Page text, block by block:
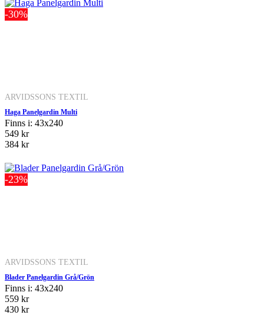
-30%
ARVIDSSONS TEXTIL
Haga Panelgardin Multi
Finns i: 43x240
549 kr
384 kr
-23%
ARVIDSSONS TEXTIL
Blader Panelgardin Grå/Grön
Finns i: 43x240
559 kr
430 kr